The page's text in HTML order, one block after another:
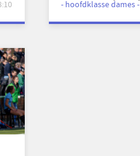
- hoofdklasse dames -